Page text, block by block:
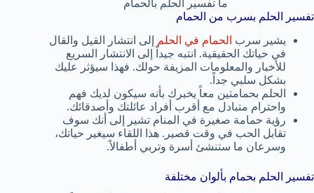
ما تفسير الحلم بالحمام
تفسير الحلم بسرب من الحمام
يشير سرب الحمام في الحلم
إلى انتشار القيل والقال
في حياتك الحقيقية. انتبه جيداً إلى الانتشار السريع
للأخبار والمعلومات المزيفة حولك. فهذا سيؤثر عليك
بشكل سلبي جداً.
الحلم بحمامتين معاً يخبرك بأنه سيكون لديك فهم
واحترام متبادل مع أقرب أفراد عائلتك وأصدقائك.
رؤية حمامة صغيرة في المنام تشير إلى أنك سوف
تقابل الحب في وقت قصير. هذا اللقاء سيغير حياتك،
وسرعان ما ستنشئ أسرة وتربي أطفالاً.
تفسير الحلم بحمام بألوان مختلفة